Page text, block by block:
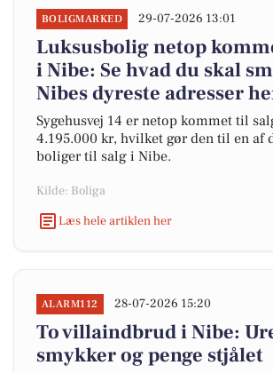
BOLIGMARKED 29-07-2026 13:01
Luksusbolig netop
i Nibe: Se hvad du skal
Nibes dyreste adresser
Sygehusvej 14 er netop kommet til
4.195.000 kr, hvilket gør den til en af
boliger til salg i Nibe.
Kilde: Boliga
Læs hele artiklen her
ALARM112 28-07-2026 15:20
To villaindbrud i Nibe:
smykker og penge stjålet